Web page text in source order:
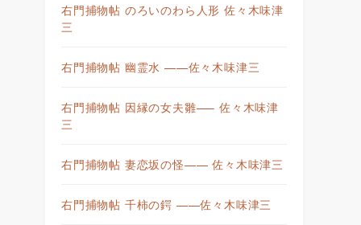
右門捕物帖 のろいのわら人形 佐々木味津
三
右門捕物帖 幽霊水 ——佐々木味津三
右門捕物帖 因縁の女夫雛—– 佐々木味津
三
右門捕物帖 妻恋坂の怪—— 佐々木味津三
右門捕物帖 千柿の鍔 ——佐々木味津三